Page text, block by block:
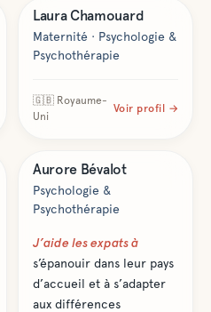
LauraChamouard
Maternité · Psychologie &
Psychothérapie
🇬🇧 Royaume-
Uni
Voir profil →
Aurore Bévalot
Psychologie &
Psychothérapie
J’aide les expats à
s’épanouir dans leur pays
d’accueil et à s’adapter
aux différences